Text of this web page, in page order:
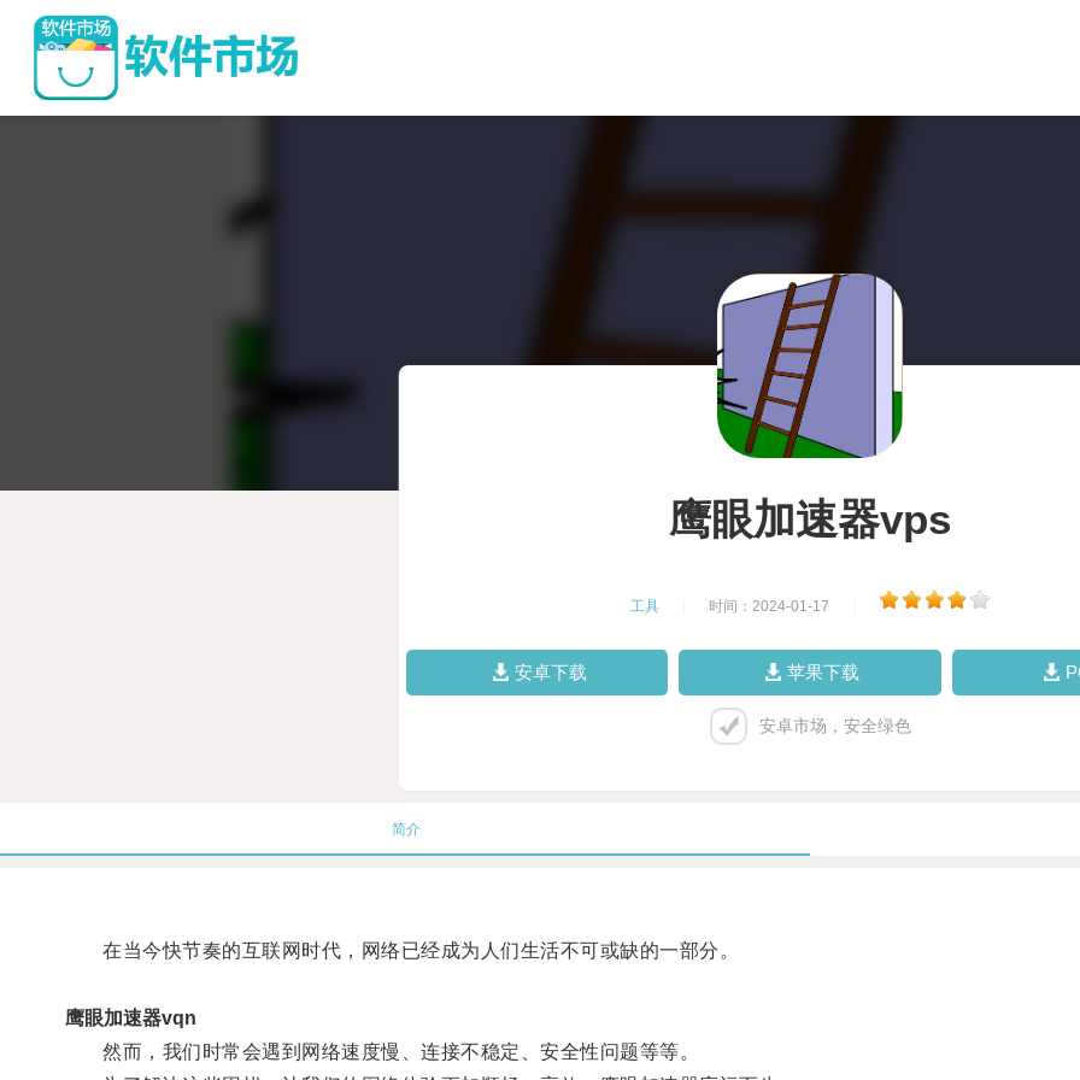
鹰眼加速器vps
工具 时间：2024-01-17
安卓下载 苹果下载
安卓市场，安全绿色
简介
在当今快节奏的互联网时代，网络已经成为人们生活不可或缺的一部分。
鹰眼加速器vqn
然而，我们时常会遇到网络速度慢、连接不稳定、安全性问题等等。